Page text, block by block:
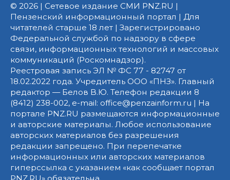
© 2026 | Сетевое издание СМИ PNZ.RU |
Пензенский информационный портал | Для
читателей старше 18 лет | Зарегистрировано
Федеральной службой по надзору в сфере
связи, информационных технологий и массовых
коммуникаций (Роскомнадзор).
Реестровая запись ЭЛ № ФС 77 - 82747 от
18.02.2022 года. Учредитель ООО «ПНЗ». Главный
редактор — Белов В.Ю. Телефон редакции 8
(8412) 238-002, e-mail: office@penzainform.ru | На
портале PNZ.RU размещаются информационные
и авторские материалы. Любое использование
авторских материалов без разрешения
редакции запрещено. При перепечатке
информационных или авторских материалов
гиперссылка с указанием «как сообщает портал
PNZ.RU» обязательна.